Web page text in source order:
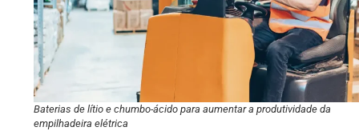
Baterias de lítio e chumbo-ácido para aumentar a produtividade da
empilhadeira elétrica